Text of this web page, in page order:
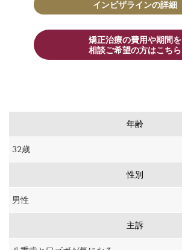
インビザラインの詳細
矯正治療の費用や期間を
相談ご希望の方はこちら
年齢
32歳
性別
男性
主訴